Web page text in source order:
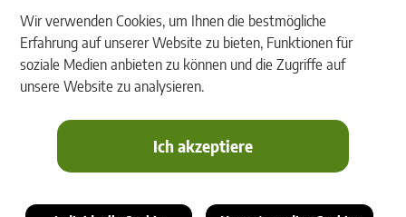
Wir verwenden Cookies, um Ihnen die bestmögliche
Erfahrung auf unserer Website zu bieten, Funktionen für
soziale Medien anbieten zu können und die Zugriffe auf
unsere Website zu analysieren.
Ich akzeptiere
Das Team von rmDATA freut sich über die zahlreichen Besucher und einen
gelungenen Event.